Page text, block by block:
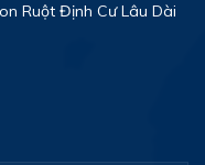
Ruột Định Cư Lâu Dài